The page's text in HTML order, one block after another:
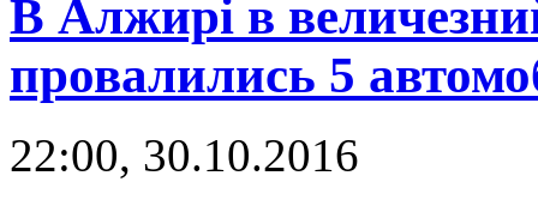
В Алжирі в
провалились 5
22:00, 30.10.2016